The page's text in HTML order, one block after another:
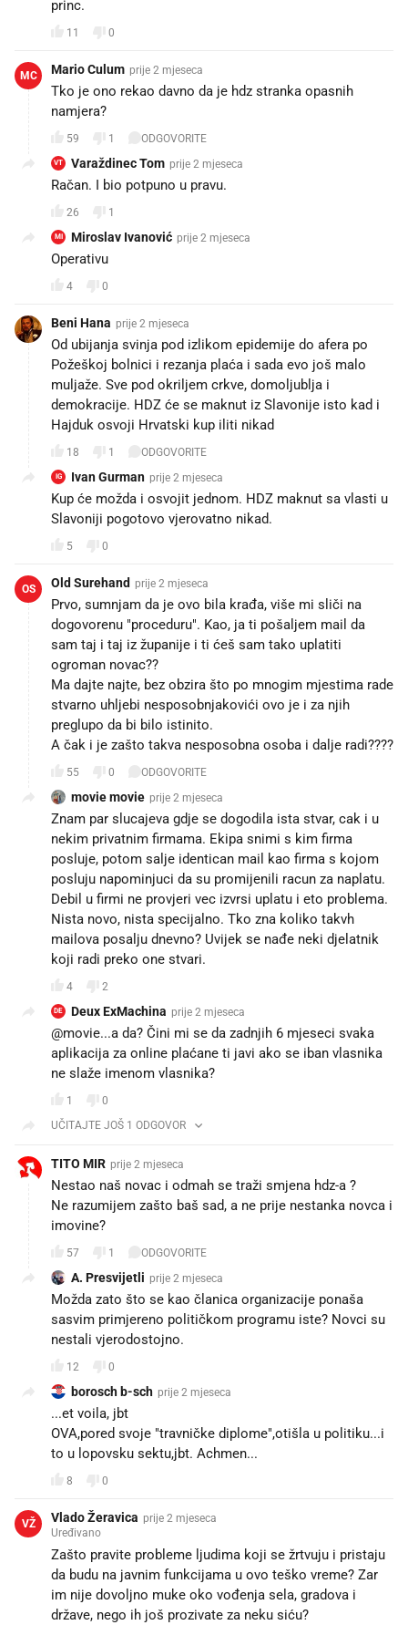
princ.
11 0
MC Mario Culum prije 2 mjeseca
Tko je ono rekao davno da je hdz stranka opasnih
namjera?
59 1 ODGOVORITE
VT Varaždinec Tom prije 2 mjeseca
Račan. I bio potpuno u pravu.
26 1
MI Miroslav Ivanović prije 2 mjeseca
Operativu 🤣🤣🤣🤣🤣🤣🤣🤣🤣😃
4 0
Beni Hana prije 2 mjeseca
Od ubijanja svinja pod izlikom epidemije do afera po
Požeškoj bolnici i rezanja plaća i sada evo još malo
muljaže. Sve pod okriljem crkve, domoljublja i
demokracije. HDZ će se maknut iz Slavonije isto kad i
Hajduk osvoji Hrvatski kup iliti nikad
18 1 ODGOVORITE
IG Ivan Gurman prije 2 mjeseca
Kup će možda i osvojit jednom. HDZ maknut sa vlasti u
Slavoniji pogotovo vjerovatno nikad.
5 0
OS Old Surehand prije 2 mjeseca
Prvo, sumnjam da je ovo bila krađa, više mi sliči na
dogovorenu "proceduru". Kao, ja ti pošaljem mail da
sam taj i taj iz županije i ti ćeš sam tako uplatiti
ogroman novac??
Ma dajte najte, bez obzira što po mnogim mjestima rade
stvarno uhljebi nesposobnjakovići ovo je i za njih
preglupo da bi bilo istinito.
A čak i je zašto takva nesposobna osoba i dalje radi????
55 0 ODGOVORITE
movie movie prije 2 mjeseca
Znam par slucajeva gdje se dogodila ista stvar, cak i u
nekim privatnim firmama. Ekipa snimi s kim firma
posluje, potom salje identican mail kao firma s kojom
posluju napominjuci da su promijenili racun za naplatu.
Debil u firmi ne provjeri vec izvrsi uplatu i eto problema.
Nista novo, nista specijalno. Tko zna koliko takvh
mailova posalju dnevno? Uvijek se nađe neki djelatnik
koji radi preko one stvari.
4 2
DE Deux ExMachina prije 2 mjeseca
@movie...a da? Čini mi se da zadnjih 6 mjeseci svaka
aplikacija za online plaćane ti javi ako se iban vlasnika
ne slaže imenom vlasnika?
1
0
UČITAJTE JOŠ 1 ODGOVOR
TITO MIR prije 2 mjeseca
Nestao naš novac i odmah se traži smjena hdz-a ?
Ne razumijem zašto baš sad, a ne prije nestanka novca i
imovine?
57 1 ODGOVORITE
A. Presvijetli prije 2 mjeseca
Možda zato što se kao članica organizacije ponaša
sasvim primjereno političkom programu iste? Novci su
nestali vjerodostojno.
12 0
borosch b-sch prije 2 mjeseca
...et voila, jbt
OVA,pored svoje "travničke diplome",otišla u politiku...i
to u lopovsku sektu,jbt. Achmen...
8 0
VŽ Vlado Žeravica prije 2 mjeseca
Uređivano
Zašto pravite probleme ljudima koji se žrtvuju i pristaju
da budu na javnim funkcijama u ovo teško vreme? Zar
im nije dovoljno muke oko vođenja sela, gradova i
države, nego ih još prozivate za neku siću?